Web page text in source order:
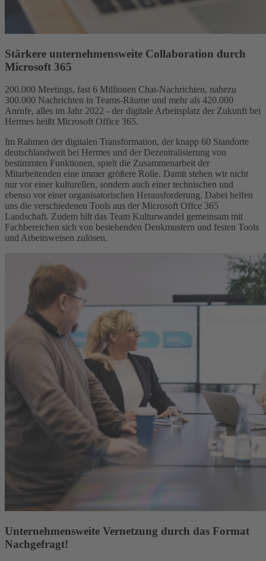
Stärkere unternehmensweite Collaboration durch
Microsoft 365
200.000 Meetings, fast 6 Millionen Chat-Nachrichten, nahezu
300.000 Nachrichten in Teams-Räume und mehr als 420.000
Anrufe, alles im Jahr 2022 - der digitale Arbeitsplatz der Zukunft bei
Hermes heißt Microsoft Office 365.
Im Rahmen der digitalen Transformation, der knapp 60 Standorte
deutschlandweit bei Hermes und der Dezentralisierung von
bestimmten Funktionen, spielt die Zusammenarbeit der
Mitarbeitenden eine immer größere Rolle. Damit stehen wir nicht
nur vor einer kulturellen, sondern auch einer technischen und
ebenso vor einer organisatorischen Herausforderung. Dabei helfen
uns die verschiedenen Tools aus der Microsoft Offce 365
Landschaft. Zudem hilt das Team Kulturwandel gemeinsam mit
Fachbereichen sich von bestehenden Denkmustern und festen Tools
und Arbeitsweisen zulösen.
Unternehmensweite Vernetzung durch das Format
Nachgefragt!